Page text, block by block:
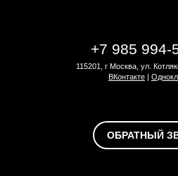
+7 985 994-
115201, г Москва, ул.
ВКонтакте |
ОБРАТНЫЙ